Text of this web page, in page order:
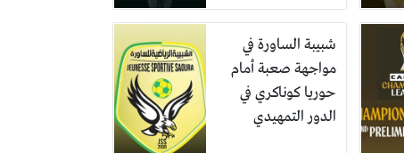
شبيبة الساورة في
مواجهة صعبة أمام
حوريا كوناكري في
الدور التمهيدي